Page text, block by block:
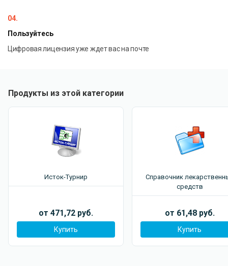
04.
Пользуйтесь
Цифровая лицензия уже ждет вас на почте
Продукты из этой категории
Исток-Турнир
от 471,72 руб.
Купить
Справочник
средств
от 61,48 руб.
Купить